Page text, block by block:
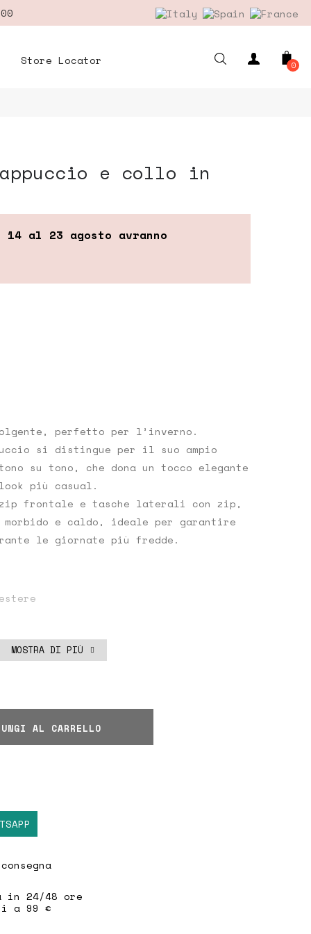
Store Locator 0
perfetto per l’inverno.
si distingue per il suo ampio
su tono, che dona un tocco elegante
più casual.
frontale e tasche laterali con zip,
e caldo, ideale per garantire
le giornate più fredde.
MOSTRA DI PIÙ
AL CARRELLO
in 24/48 ore
a 99 €